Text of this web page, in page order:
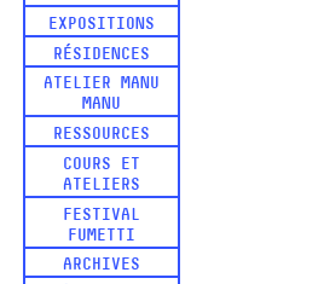
EXPOSITIONS
RÉSIDENCES
ATELIER MANU
MANU
RESSOURCES
COURS ET
ATELIERS
FESTIVAL
FUMETTI
ARCHIVES